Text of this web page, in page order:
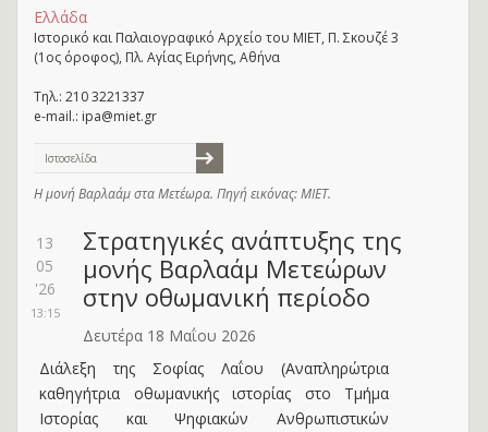
Ελλάδα
Ιστορικό και Παλαιογραφικό Αρχείο του ΜΙΕΤ, Π. Σκουζέ 3
(1ος όροφος), Πλ. Αγίας Ειρήνης, Αθήνα
Τηλ.: 210 3221337
e-mail.: ipa@miet.gr
Ιστοσελίδα
Η μονή Βαρλαάμ στα Μετέωρα. Πηγή εικόνας: ΜΙΕΤ.
13
05
'26
13:15
Στρατηγικές ανάπτυξης της
μονής Βαρλαάμ Μετεώρων
στην οθωμανική περίοδο
Δευτέρα 18 Μαΐου 2026
Διάλεξη της Σοφίας Λαΐου (Αναπληρώτρια
καθηγήτρια οθωμανικής ιστορίας στο Τμήμα
Ιστορίας και Ψηφιακών Ανθρωπιστικών